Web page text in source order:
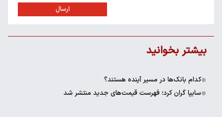
ارسال
بیشتر بخوانید
کدام بانک‌ها در مسیر آینده هستند؟
سایپا گران کرد؛ فهرست قیمت‌های جدید منتشر شد